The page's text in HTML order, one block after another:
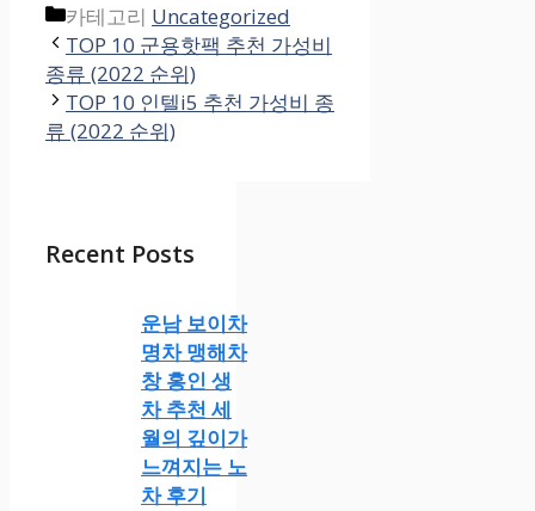
카테고리 Uncategorized
TOP 10 군용핫팩 추천 가성비
종류 (2022 순위)
TOP 10 인텔i5 추천 가성비 종
류 (2022 순위)
Recent Posts
운남 보이차
명차 맹해차
창 홍인 생
차 추천 세
월의 깊이가
느껴지는 노
차 후기